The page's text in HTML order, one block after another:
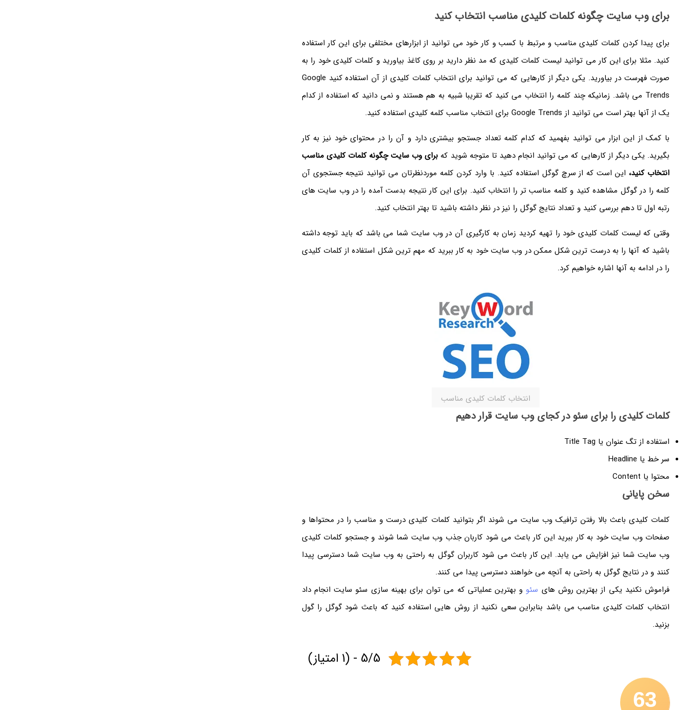
برای وب سایت چگونه کلمات کلیدی مناسب انتخاب کنید
برای پیدا کردن کلمات کلیدی مناسب و مرتبط با کسب و کار خود می توانید از ابزارهای مختلفی برای این کار استفاده
کنید. مثلا برای این کار می توانید لیست کلمات کلیدی که مد نظر دارید بر روی کاغذ بیاورید و کلمات کلیدی خود را به
صورت فهرست در بیاورید. یکی دیگر از کارهایی که می توانید برای انتخاب کلمات کلیدی از آن استفاده کنید Google
Trends می باشد. زمانیکه چند کلمه را انتخاب می کنید که تقریبا شبیه به هم هستند و نمی دانید که استفاده از کدام
یک از آنها بهتر است می توانید از Google Trends برای انتخاب مناسب کلمه کلیدی استفاده کنید.
با کمک از این ابزار می توانید بفهمید که کدام کلمه تعداد جستجو بیشتری دارد و آن را در محتوای خود نیز به کار
بگیرید. یکی دیگر از کارهایی که می توانید انجام دهید تا متوجه شوید کهبرای وب سایت چگونه کلمات کلیدی مناسب
انتخاب کنید، این است که از سرچ گوگل استفاده کنید. با وارد کردن کلمه موردنظرتان می توانید نتیجه جستجوی آن
کلمه را در گوگل مشاهده کنید و کلمه مناسب تر را انتخاب کنید. برای این کار نتیجه بدست آمده را در وب سایت های
رتبه اول تا دهم بررسی کنید و تعداد نتایج گوگل را نیز در نظر داشته باشید تا بهتر انتخاب کنید.
وقتی که لیست کلمات کلیدی خود را تهیه کردید زمان به کارگیری آن در وب سایت شما می باشد که باید توجه داشته
باشید که آنها را به درست ترین شکل ممکن در وب سایت خود به کار ببرید که مهم ترین شکل استفاده از کلمات کلیدی
را در ادامه به آنها اشاره خواهیم کرد.
انتخاب کلمات کلیدی مناسب
کلمات کلیدی را برای سئو در کجای وب سایت قرار دهیم
استفاده از تگ عنوان یا Title Tag
سر خط یا Headline
محتوا یا Content
سخن پایانی
کلمات کلیدی باعث بالا رفتن ترافیک وب سایت می شوند اگر بتوانید کلمات کلیدی درست و مناسب را در محتواها و
صفحات وب سایت خود به کار ببرید این کار باعث می شود کاربان جذب وب سایت شما شوند و جستجو کلمات کلیدی
وب سایت شما نیز افزایش می یابد. این کار باعث می شود کاربران گوگل به راحتی به وب سایت شما دسترسی پیدا
کنند و در نتایج گوگل به راحتی به آنچه می خواهند دسترسی پیدا می کنند.
فراموش نکنید یکی از بهترین روش های سئو و بهترین عملیاتی که می توان برای بهینه سازی سئو سایت انجام داد
انتخاب کلمات کلیدی مناسب می باشد بنابراین سعی نکنید از روش هایی استفاده کنید که باعث شود گوگل را گول
بزنید.
5/5 - (1 امتیاز)
63